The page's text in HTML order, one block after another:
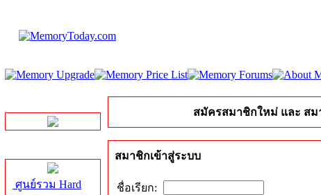
ศูนย์รวม Hard
สมัครสมาชิกใหม่ และ สม
สมาชิกเข้าสู่ระบบ
ชื่อเรียก: